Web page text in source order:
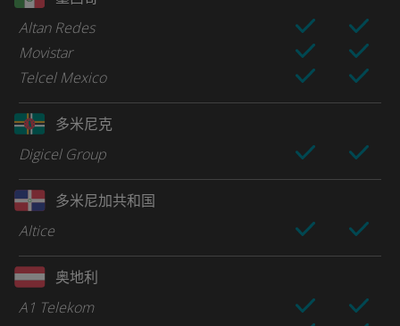
Altan Redes
Movistar
Telcel Mexico
多米尼克
Digicel Group
多米尼加共和国
Altice
奥地利
A1 Telekom